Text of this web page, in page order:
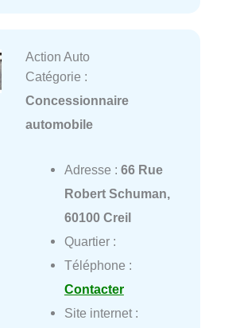
Action Auto
Catégorie :
Concessionnaire
automobile
Adresse : 66 Rue
Robert Schuman,
60100 Creil
Quartier :
Téléphone :
Contacter
Site internet :